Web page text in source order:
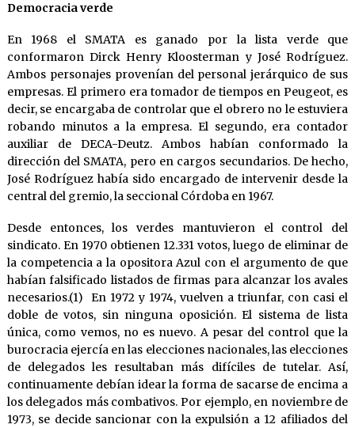
Democracia verde
En 1968 el SMATA es ganado por la lista verde que
conformaron Dirck Henry Kloosterman y José Rodríguez.
Ambos personajes provenían del personal jerárquico de sus
empresas. El primero era tomador de tiempos en Peugeot, es
decir, se encargaba de controlar que el obrero no le estuviera
robando minutos a la empresa. El segundo, era contador
auxiliar de DECA-Deutz. Ambos habían conformado la
dirección del SMATA, pero en cargos secundarios. De hecho,
José Rodríguez había sido encargado de intervenir desde la
central del gremio, la seccional Córdoba en 1967.
Desde entonces, los verdes mantuvieron el control del
sindicato. En 1970 obtienen 12.331 votos, luego de eliminar de
la competencia a la opositora Azul con el argumento de que
habían falsificado listados de firmas para alcanzar los avales
necesarios.(1) En 1972 y 1974, vuelven a triunfar, con casi el
doble de votos, sin ninguna oposición. El sistema de lista
única, como vemos, no es nuevo. A pesar del control que la
burocracia ejercía en las elecciones nacionales, las elecciones
de delegados les resultaban más difíciles de tutelar. Así,
continuamente debían idear la forma de sacarse de encima a
los delegados más combativos. Por ejemplo, en noviembre de
1973, se decide sancionar con la expulsión a 12 afiliados del